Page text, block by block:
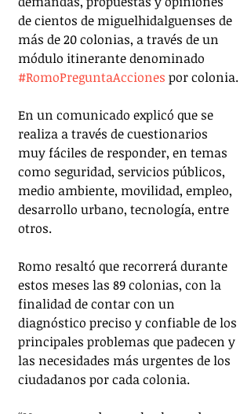
de cientos de miguelhidalguenses de
más de 20 colonias, a través de un
módulo itinerante denominado
#RomoPreguntaAcciones por colonia.
En un comunicado explicó que se
realiza a través de cuestionarios
muy fáciles de responder, en temas
como seguridad, servicios públicos,
medio ambiente, movilidad, empleo,
desarrollo urbano, tecnología, entre
otros.
Romo resaltó que recorrerá durante
estos meses las 89 colonias, con la
finalidad de contar con un
diagnóstico preciso y confiable de los
principales problemas que padecen y
las necesidades más urgentes de los
ciudadanos por cada colonia.